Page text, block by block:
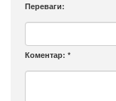
Переваги:
Коментар: *